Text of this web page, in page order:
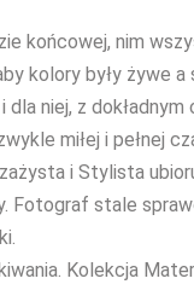
końcowej, nim
kolory były żywe
dla niej, z
miłej i pełnej
i Stylista
Fotograf stale
Kolekcja